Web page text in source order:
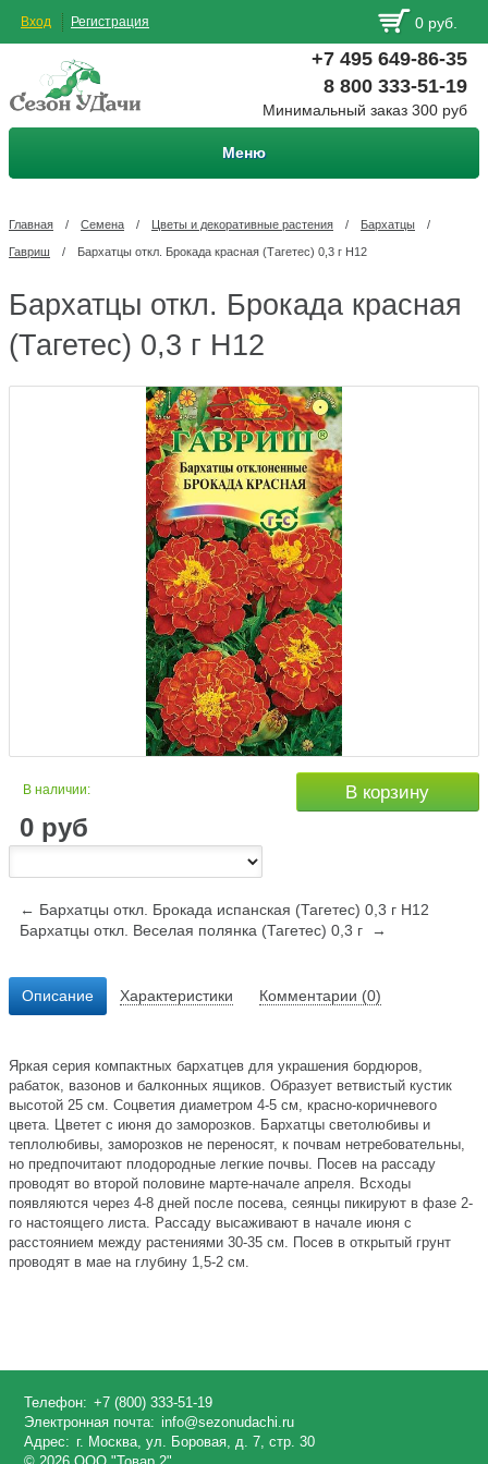
Вход Регистрация 0 руб.
+7 495 649-86-35
8 800 333-51-19
Минимальный заказ 300 руб
Меню
Главная / Семена / Цветы и декоративные растения / Бархатцы /
Гавриш / Бархатцы откл. Брокада красная (Тагетес) 0,3 г Н12
Бархатцы откл. Брокада красная
(Тагетес) 0,3 г Н12
В наличии:
0 руб
В корзину
← Бархатцы откл. Брокада испанская (Тагетес) 0,3 г Н12
Бархатцы откл. Веселая полянка (Тагетес) 0,3 г →
Описание Характеристики Комментарии (0)
Яркая серия компактных бархатцев для украшения бордюров,
рабаток, вазонов и балконных ящиков. Образует ветвистый кустик
высотой 25 см. Соцветия диаметром 4-5 см, красно-коричневого
цвета. Цветет с июня до заморозков. Бархатцы светолюбивы и
теплолюбивы, заморозков не переносят, к почвам нетребовательны,
но предпочитают плодородные легкие почвы. Посев на рассаду
проводят во второй половине марте-начале апреля. Всходы
появляются через 4-8 дней после посева, сеянцы пикируют в фазе 2-
го настоящего листа. Рассаду высаживают в начале июня с
расстоянием между растениями 30-35 см. Посев в открытый грунт
проводят в мае на глубину 1,5-2 см.
Телефон: +7 (800) 333-51-19
Электронная почта: info@sezonudachi.ru
Адрес: г. Москва, ул. Боровая, д. 7, стр. 30